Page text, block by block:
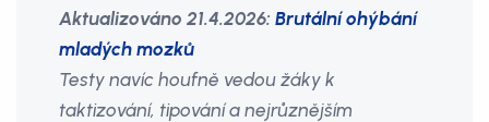
Aktualizováno 21.4.2026: Brutální ohýbání
mladých mozků
Testy navíc houfně vedou žáky k
taktizování, tipování a nejrůznějším